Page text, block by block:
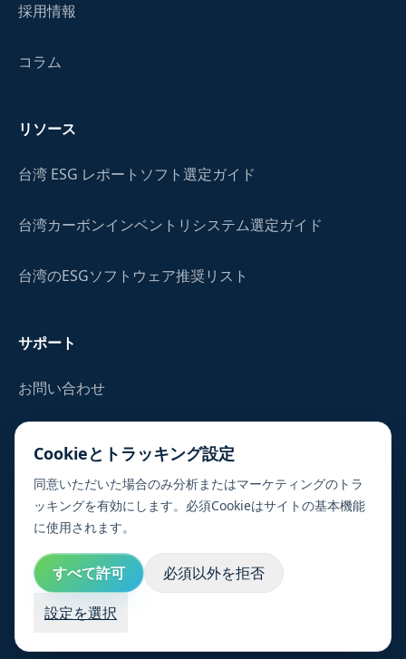
採用情報
コラム
リソース
台湾 ESG レポートソフト選定ガイド
台湾カーボンインベントリシステム選定ガイド
台湾のESGソフトウェア推奨リスト
サポート
お問い合わせ
Cookie／トラッキング設定
よくある質問
© 2026 Sustaihub, Inc.
Cookieとトラッキング設定
同意いただいた場合のみ分析またはマーケティングのトラ
ッキングを有効にします。必須Cookieはサイトの基本機能
に使用されます。
すべて許可
必須以外を拒否
設定を選択